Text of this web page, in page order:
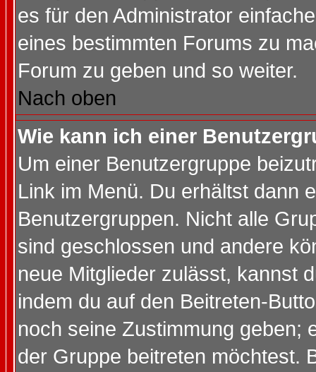
es für den Administrator
eines bestimmten Forums zu
Forum zu geben und so weiter.
Nach oben
Wie kann ich einer
Um einer Benutzergruppe
Link im Menü. Du erhältst dann
Benutzergruppen. Nicht alle
sind geschlossen und andere
neue Mitglieder zulässt, kannst
indem du auf den Beitreten-
noch seine Zustimmung geben;
der Gruppe beitreten möchtest.